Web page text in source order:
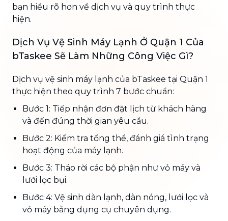
bạn hiểu rõ hơn về dịch vụ và quy trình thực
hiện.
Dịch Vụ Vệ Sinh Máy Lạnh Ở Quận 1 Của
bTaskee Sẽ Làm Những Công Việc Gì?
Dịch vụ vệ sinh máy lạnh của bTaskee tại Quận 1
thực hiện theo quy trình 7 bước chuẩn:
Bước 1: Tiếp nhận đơn đặt lịch từ khách hàng
và đến đúng thời gian yêu cầu.
Bước 2: Kiểm tra tổng thể, đánh giá tình trạng
hoạt động của máy lạnh.
Bước 3: Tháo rời các bộ phận như vỏ máy và
lưới lọc bụi.
Bước 4: Vệ sinh dàn lạnh, dàn nóng, lưới lọc và
vỏ máy bằng dụng cụ chuyên dụng.